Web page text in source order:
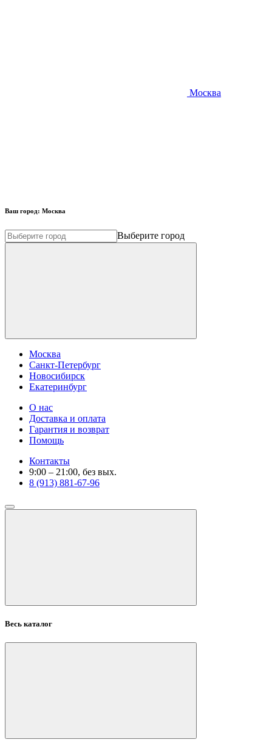
Москва
Ваш город: Москва
Выберите город
Москва
Санкт-Петербург
Новосибирск
Екатеринбург
О нас
Доставка и оплата
Гарантия и возврат
Помощь
Контакты
9:00 – 21:00, без вых.
8 (913) 881-67-96
Весь каталог